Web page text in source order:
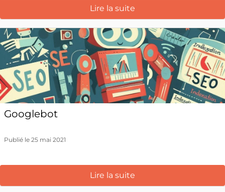
Lire la suite
Googlebot
Publié le 25 mai 2021
Lire la suite